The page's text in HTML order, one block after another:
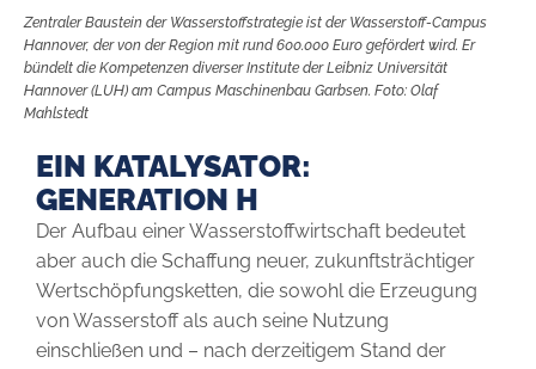
Zentraler Baustein der Wasserstoffstrategie ist der Wasserstoff-­Campus
Hannover, der von der Region mit rund 600.000 Euro gefördert wird. Er
bündelt die Kompetenzen diverser Institute der Leibniz Universität
Hannover (LUH) am Campus Maschinenbau Garbsen. Foto: Olaf
Mahlstedt
EIN KATALYSATOR:
GENERATION H
Der Aufbau einer Wasserstoffwirtschaft bedeutet
aber auch die Schaffung neuer, zukunftsträchtiger
Wertschöpfungsketten, die sowohl die Erzeugung
von Wasserstoff als auch seine Nutzung
einschließen und – nach derzeitigem Stand der